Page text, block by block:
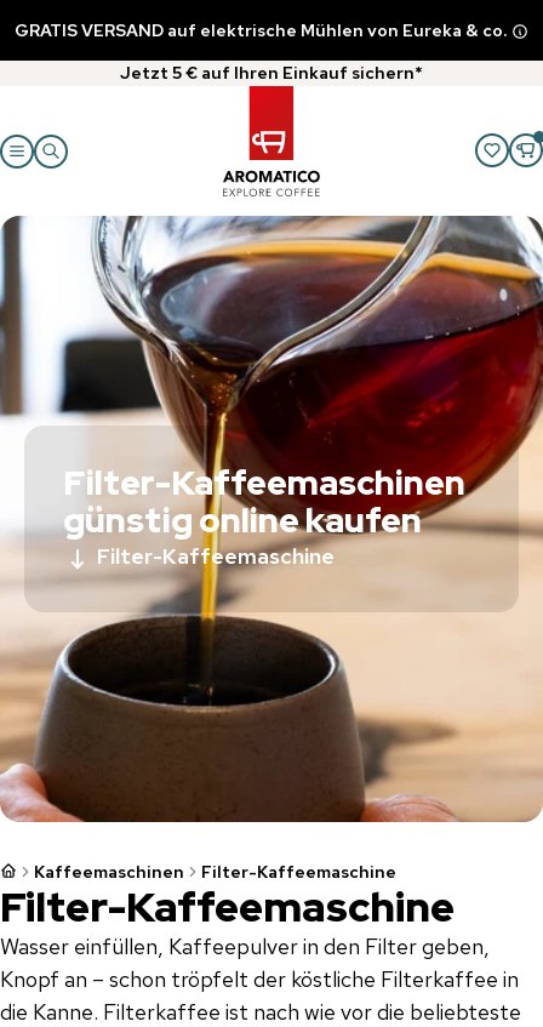
GRATIS VERSAND auf elektrische Mühlen von Eureka & co.
Jetzt 5 € auf Ihren Einkauf sichern*
Filter-Kaffeemaschinen
günstig online kaufen
Filter-Kaffeemaschine
Kaffeemaschinen Filter-Kaffeemaschine
Filter-Kaffeemaschine
Wasser einfüllen, Kaffeepulver in den Filter geben,
Knopf an – schon tröpfelt der köstliche Filterkaffee in
die Kanne. Filterkaffee ist nach wie vor die beliebteste